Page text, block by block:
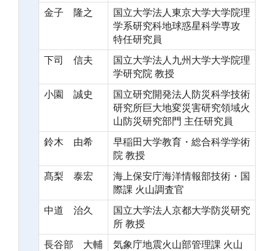
金子 隆之
国立大学法人東京大学大学院理
学系研究科地球惑星科学専攻
特任研究員
下司 信夫
国立大学法人九州大学大学院理
学研究院 教授
小園 誠史
国立研究開発法人防災科学技術
研究所巨大地変災害研究領域火
山防災研究部門 主任研究員
鈴木 由希
早稲田大学教育・総合科学学術
院 教授
髙梨 泰宏
海上保安庁海洋情報部技術・国
際課 火山調査官
中道 治久
国立大学法人京都大学防災研究
所 教授
長谷部 大輔
気象庁地震火山部管理課 火山